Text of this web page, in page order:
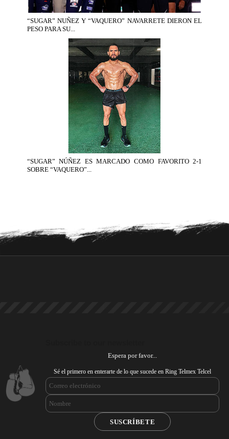
“SUGAR” NUÑEZ Y “VAQUERO” NAVARRETE DIERON EL
PESO PARA SU...
“SUGAR” NÚÑEZ ES MARCADO COMO FAVORITO 2-1
SOBRE “VAQUERO”...
Espera por favor...
Sé el primero en enterarte de lo que sucede en Ring Telmex Telcel